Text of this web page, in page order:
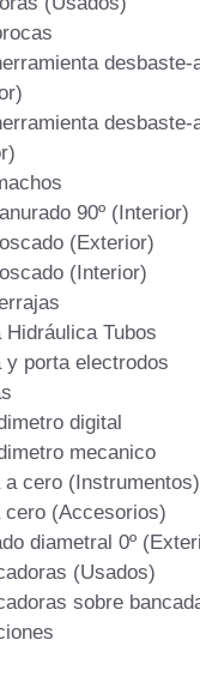
desbaste-
desbaste-
90º (Interior)
(Exterior)
(Interior)
Hidráulica Tubos
y porta electrodos
digital
mecanico
a cero (Instrumentos)
cero (Accesorios)
diametral 0º
(Usados)
sobre